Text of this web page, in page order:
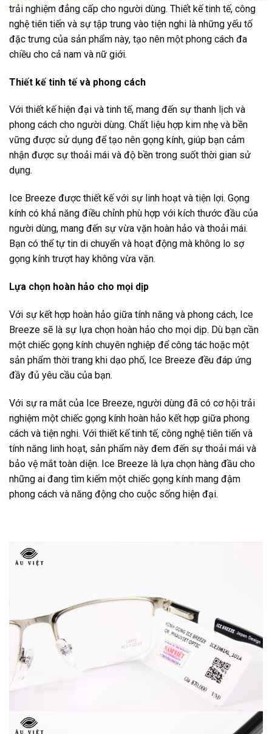
trải nghiệm đẳng cấp cho người dùng. Thiết kế tinh tế, công
nghệ tiên tiến và sự tập trung vào tiện nghi là những yếu tố
đặc trưng của sản phẩm này, tạo nên một phong cách đa
chiều cho cả nam và nữ giới.
Thiết kế tinh tế và phong cách
Với thiết kế hiện đại và tinh tế, mang đến sự thanh lịch và
phong cách cho người dùng. Chất liệu hợp kim nhẹ và bền
vững được sử dụng để tạo nên gọng kính, giúp bạn cảm
nhận được sự thoải mái và độ bền trong suốt thời gian sử
dụng.
Ice Breeze được thiết kế với sự linh hoạt và tiện lợi. Gọng
kính có khả năng điều chỉnh phù hợp với kích thước đầu của
người dùng, mang đến sự vừa vặn hoàn hảo và thoải mái.
Bạn có thể tự tin di chuyển và hoạt động mà không lo sợ
gọng kính trượt hay không vừa vặn.
Lựa chọn hoàn hảo cho mọi dịp
Với sự kết hợp hoàn hảo giữa tính năng và phong cách, Ice
Breeze sẽ là sự lựa chọn hoàn hảo cho mọi dịp. Dù bạn cần
một chiếc gọng kính chuyên nghiệp để công tác hoặc một
sản phẩm thời trang khi dạo phố, Ice Breeze đều đáp ứng
đầy đủ yêu cầu của bạn.
Với sự ra mắt của Ice Breeze, người dùng đã có cơ hội trải
nghiệm một chiếc gọng kính hoàn hảo kết hợp giữa phong
cách và tiện nghi. Với thiết kế tinh tế, công nghệ tiên tiến và
tính năng linh hoạt, sản phẩm này đem đến sự thoải mái và
bảo vệ mắt toàn diện. Ice Breeze là lựa chọn hàng đầu cho
những ai đang tìm kiếm một chiếc gọng kính mang đậm
phong cách và năng động cho cuộc sống hiện đại.